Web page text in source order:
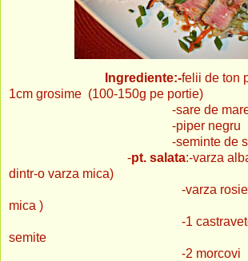
Ingrediente:-felii de ton
1cm grosime (100-150g pe portie)
-sare de
-piper negru
-seminte de susan
-pt. salata:-varza
dintr-o varza mica)
-varza rosie (1/4
mica )
-1 castravete
semite
-2 morcovi